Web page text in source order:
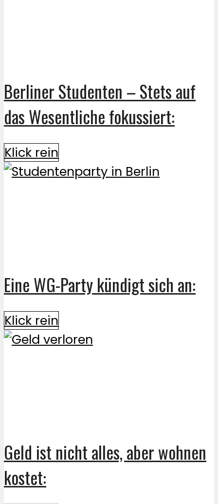
Berliner Studenten – Stets auf
das Wesentliche fokussiert:
Klick rein
Eine WG-Party kündigt sich an:
Klick rein
Geld ist nicht alles, aber wohnen
kostet: